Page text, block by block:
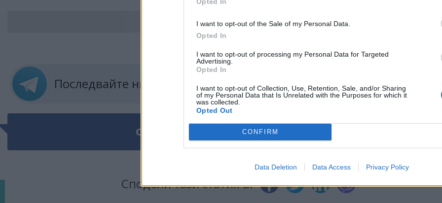
I want to opt-out of the Sale of my Personal Data.
Opted In
I want to opt-out of processing my Personal Data for Targeted
Advertising.
Opted In
I want to opt-out of Collection, Use, Retention, Sale, and/or Sharing
of my Personal Data that Is Unrelated with the Purposes for which it
was collected.
Opted Out
CONFIRM
Data Deletion Data Access Privacy Policy
ВСИЧКИ НОВИНИ »
Последвайте ни в ТЕЛЕГРАМ Последвайте ни във
ОЩЕ ПО ТЕМАТА ВЪВ facebook
Сподели тази статия в: